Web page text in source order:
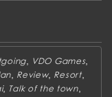
, VDO Games,
, Review, Resort,
, Talk of the town,